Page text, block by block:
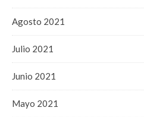
Agosto 2021
Julio 2021
Junio 2021
Mayo 2021